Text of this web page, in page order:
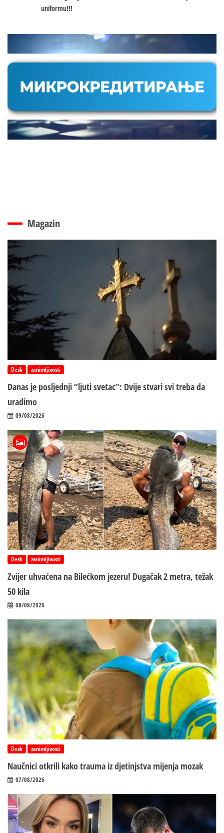
uniformu!!!
Magazin
Desk zanimljivosti
Danas je posljednji “ljuti svetac”: Dvije stvari svi treba da
uradimo
09/08/2026
Desk zanimljivosti
Zvijer uhvaćena na Bilećkom jezeru! Dugačak 2 metra, težak
50 kila
08/08/2026
Desk zanimljivosti
Naučnici otkrili kako trauma iz d‌jetinjstva mijenja mozak
07/08/2026